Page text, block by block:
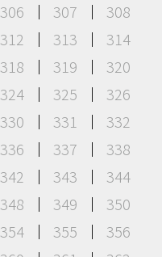
306 307
308
312 313
314
318 319
320
324 325
326
330 331
332
336 337
338
342 343
344
348 349
350
354 355
356